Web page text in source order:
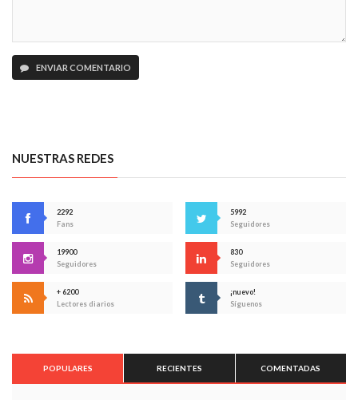
ENVIAR COMENTARIO
NUESTRAS REDES
2292
Fans
5992
Seguidores
19900
Seguidores
830
Seguidores
+ 6200
Lectores diarios
¡nuevo!
Síguenos
POPULARES RECIENTES COMENTADAS